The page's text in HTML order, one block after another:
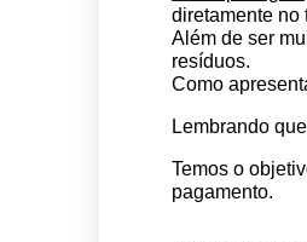
diretamente no
Além de ser
resíduos.
Como
Lembrando
Temos o
pagamento.